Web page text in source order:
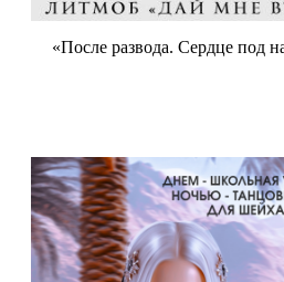
«После развода. Сердце под